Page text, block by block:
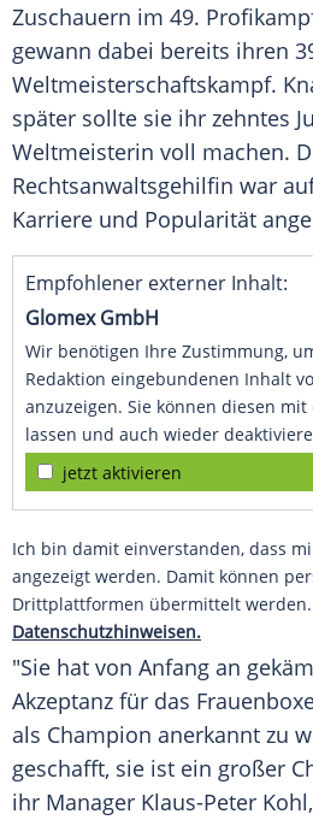
Zuschauern im 49.
gewann dabei bereits ihren
Weltmeisterschaftskampf.
später sollte sie ihr zehntes
Weltmeisterin voll machen.
Rechtsanwaltsgehilfin war
Karriere und Popularität
Empfohlener externer Inhalt:
Glomex GmbH
Wir benötigen Ihre Zustimmung,
Redaktion eingebundenen Inhalt
anzuzeigen. Sie können diesen
lassen und auch wieder
jetzt aktivieren
Ich bin damit einverstanden, dass
angezeigt werden. Damit können
Drittplattformen übermittelt werden.
Datenschutzhinweisen.
"Sie hat von Anfang an
Akzeptanz für das
als Champion anerkannt zu
geschafft, sie ist ein großer
ihr Manager Klaus-Peter Kohl